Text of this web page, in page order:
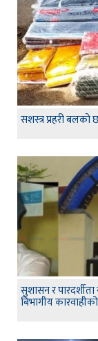
सशस्त्र प्रहरी बलको
सुशासन र
बिभागीय